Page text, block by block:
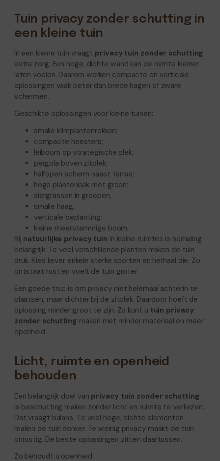
Tuin privacy zonder schutting in
een kleine tuin
In een kleine tuin vraagt privacy tuin zonder schutting
extra zorg. Een hoge, dichte wand kan de ruimte kleiner
laten voelen. Daarom werken compacte en verticale
oplossingen vaak beter dan brede hagen of zware
schermen.
Geschikte oplossingen voor kleine tuinen:
smalle klimplantenrekken;
compacte heesters;
leiboom op strategische plek;
pergola boven zitplek;
halfopen scherm naast terras;
hoge plantenbak met groen;
siergrassen in groepen;
smalle haag;
verticale beplanting;
kleine meerstammige boom.
Bij natuurlijke privacy tuin in kleine ruimtes is herhaling
belangrijk. Te veel verschillende planten maken de tuin
druk. Kies liever enkele sterke soorten en herhaal die. Zo
ontstaat rust en voelt de tuin groter.
Een goede truc is om privacy niet helemaal achterin te
plaatsen, maar dichter bij de zitplek. Daardoor hoeft de
oplossing minder groot te zijn. Zo kunt u tuin privacy
zonder schutting maken met minder materiaal en meer
openheid.
Licht, ruimte en openheid
behouden
Een belangrijk doel van privacy tuin zonder schutting
is beschutting maken zonder licht en ruimte te verliezen.
Dat vraagt balans. Te veel hoge, dichte elementen
maken de tuin donker. Te weinig privacy maakt de tuin
onrustig. De beste oplossingen zitten daartussen.
Zo behoudt u openheid: